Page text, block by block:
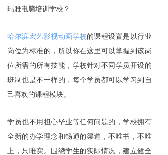
玛雅电脑培训学校？
哈尔滨宏艺影视动画学校 的课程设置是以行业
岗位为标准的，所以你在这里可以掌握到该岗
位所需的所有技能，学校针对不同学员开设的
班制也是不一样的，每个学员都可以学习到自
己喜欢的课程模块。
学员也不用担心毕业等任何问题的，学校拥有
全新的办学理念和畅通的渠道，不唯书，不唯
上，只唯实。围绕学生的实际情况，建立健全